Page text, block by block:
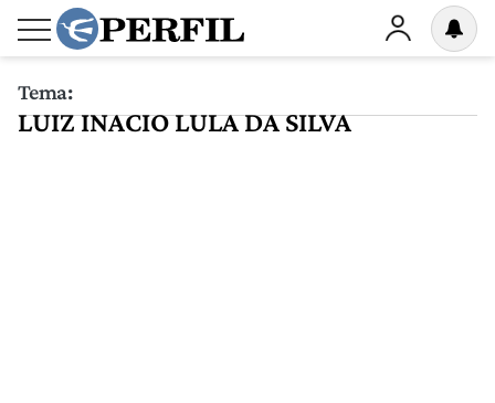
Tema:
LUIZ INACIO LULA DA SILVA